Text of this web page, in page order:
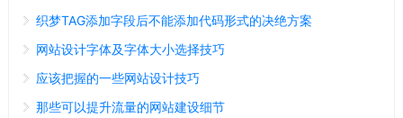
织梦TAG添加字段后不能添加代码形式的决绝方案
网站设计字体及字体大小选择技巧
应该把握的一些网站设计技巧
那些可以提升流量的网站建设细节